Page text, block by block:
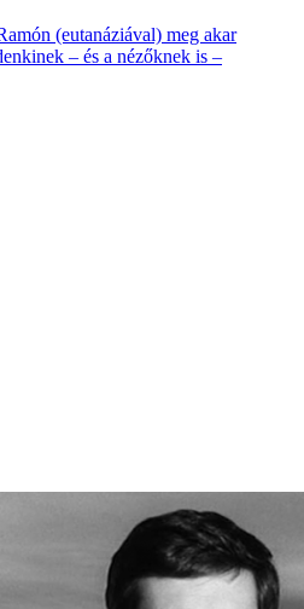
(eutanáziával) meg akar
– és a nézőknek is –